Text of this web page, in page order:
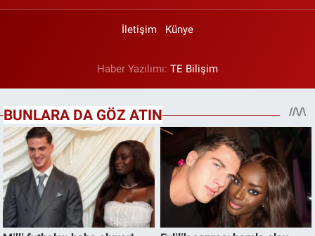
İletişim Künye
Haber Yazılımı: TE Bilişim